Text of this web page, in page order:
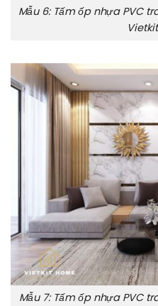
Mẫu 6: Tấm ốp nhựa PVC
Mẫu 7: Tấm ốp nhựa PVC